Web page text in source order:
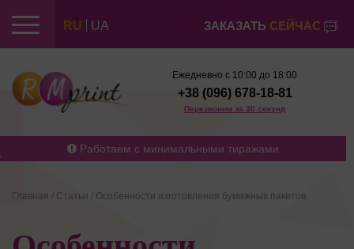
RU UA ЗАКАЗАТЬ СЕЙЧАС
Ежедневно с 10:00 до 18:00
+38 (096) 678-18-81
Перезвоним за 30 секунд
Работаем с минимальными тиражами
Главная / Статьи / Особенности изготовления бумажных пакетов